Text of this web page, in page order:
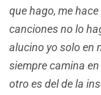
que hago, me
canciones no lo
alucino yo solo en
siempre camina
otro es del de la